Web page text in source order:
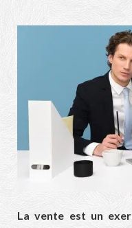
La vente est un